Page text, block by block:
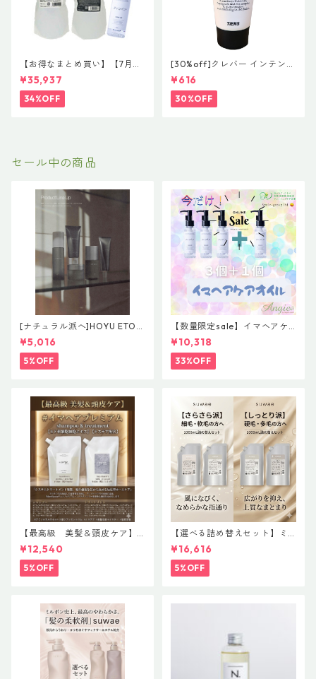
【お得なまとめ買い】【7月末
まで限定】驚愕の2+1企画！#
イマヘア 贅沢コンプリートセ
ット 「今の髪が、一番好きに
なる。」
¥35,937
34%OFF
[30%off]クレバー インテンシ
ブ ケア マスク 30g 希望小売
価格 ¥800 (税抜)
¥616
30%OFF
セール中の商品
[ナチュラル派へ]HOYU ETOR
AS【Effortless Line】レアバ
ーム＆グレイズオイルセット
¥5,016
5%OFF
【数量限定sale】イマヘアケ
アオイル３＋１ キャンペー
ン 今だけまとめ買い 4個セ
ット
¥10,318
33%OFF
【最高級 美髪＆頭皮ケア】
＃イマヘアプレミアムshampo
o＆treatment【ヒト幹細胞細
胞エキス】【トステア配合】
¥12,540
5%OFF
【選べる詰め替えセット】ミ
ルボン 新ブランド「suwae
（スワエ）」｜リラクシング
シャンプー 1000mL ￥7,590
＋ トリートメント 1000g￥9,
¥16,616
5%OFF